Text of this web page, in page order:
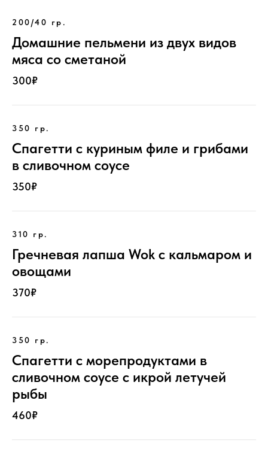
200/40 гр.
Домашние пельмени из двух видов
мяса со сметаной
300₽
350 гр.
Спагетти с куриным филе и грибами
в сливочном соусе
350₽
310 гр.
Гречневая лапша Wok с кальмаром и
овощами
370₽
350 гр.
Спагетти с морепродуктами в
сливочном соусе с икрой летучей
рыбы
460₽